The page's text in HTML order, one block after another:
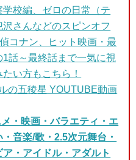
校編、ゼロの日常（テ
さんなどのスピンオフ
コナン、ヒット映画・最
話～最終話まで一気に視
い方もこちら！
の五稜星 YOUTUBE動画
・映画・バラエティ・エ
音楽/歌・2.5次元舞台・
・アイドル・アダルト